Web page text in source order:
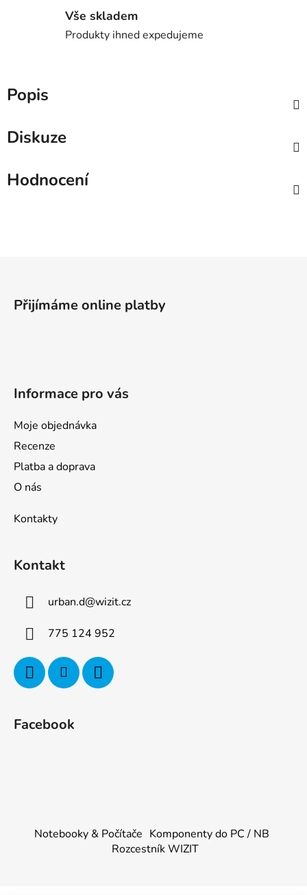
Vše skladem
Produkty ihned expedujeme
Popis
Diskuze
Hodnocení
Přijímáme online platby
Informace pro vás
Moje objednávka
Recenze
Platba a doprava
O nás
Kontakty
Kontakt
urban.d@wizit.cz
775 124 952
Facebook
Notebooky & Počítače Komponenty do PC / NB
Rozcestník WIZIT